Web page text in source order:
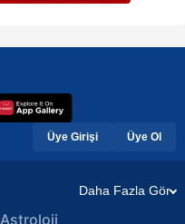
Üye Girişi Üye Ol
Daha Fazla Gör
Astroloji